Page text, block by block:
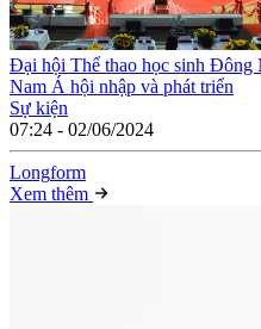
Đại hội Thể thao học sinh
Nam Á hội nhập và phát triển
Sự kiện
07:24 - 02/06/2024
Longform
Xem thêm